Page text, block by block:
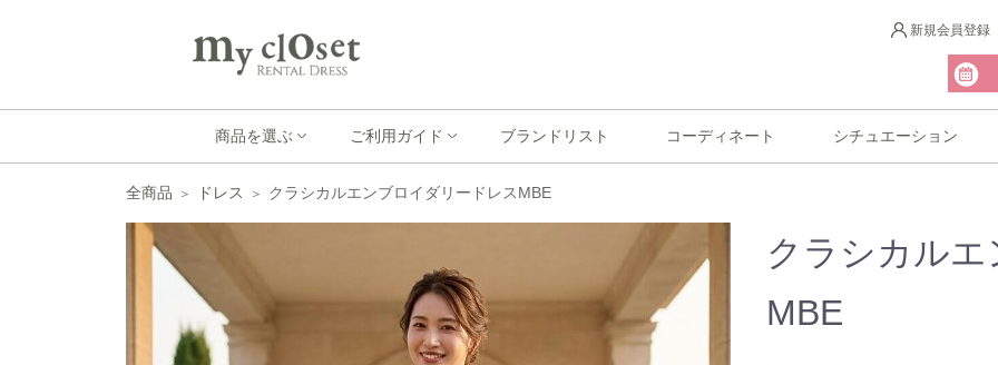
新規会員登録
商品を選ぶ ご利用ガイド ブランドリスト コーディネート シチュエーション
全商品 ドレス クラシカルエンブロイダリードレスMBE
クラシカル
MBE